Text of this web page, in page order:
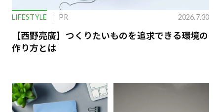
LIFESTYLE PR 2026.7.30
【西野亮廣】つくりたいものを追求できる環境の
作り方とは